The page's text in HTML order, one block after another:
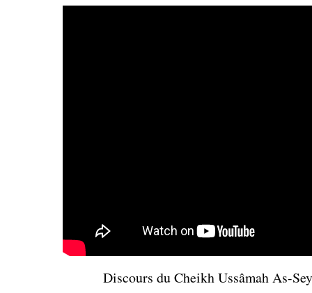
Discours du Cheikh Ussâmah As-